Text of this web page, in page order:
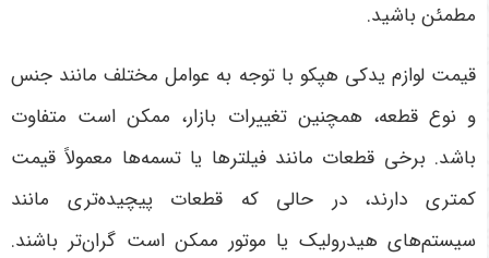
مطمئن باشید.
قیمت لوازم یدکی هپکو با توجه به عوامل مختلف مانند جنس
و نوع قطعه، همچنین تغییرات بازار، ممکن است متفاوت
باشد. برخی قطعات مانند فیلترها یا تسمه‌ها معمولاً قیمت
کمتری دارند، در حالی که قطعات پیچیده‌تری مانند
سیستم‌های هیدرولیک یا موتور ممکن است گران‌تر باشند.